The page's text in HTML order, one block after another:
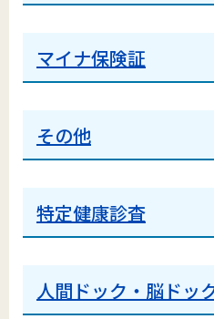
マイナ保険証
その他
特定健康診査
人間ドック・脳ドッ